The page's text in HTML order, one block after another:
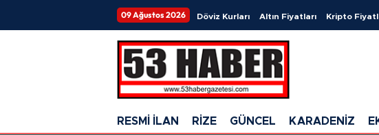
09 Ağustos 2026 Döviz Kurları Altın Fiyatları Kripto
RESMİ İLAN RİZE GÜNCEL KARADENİZ